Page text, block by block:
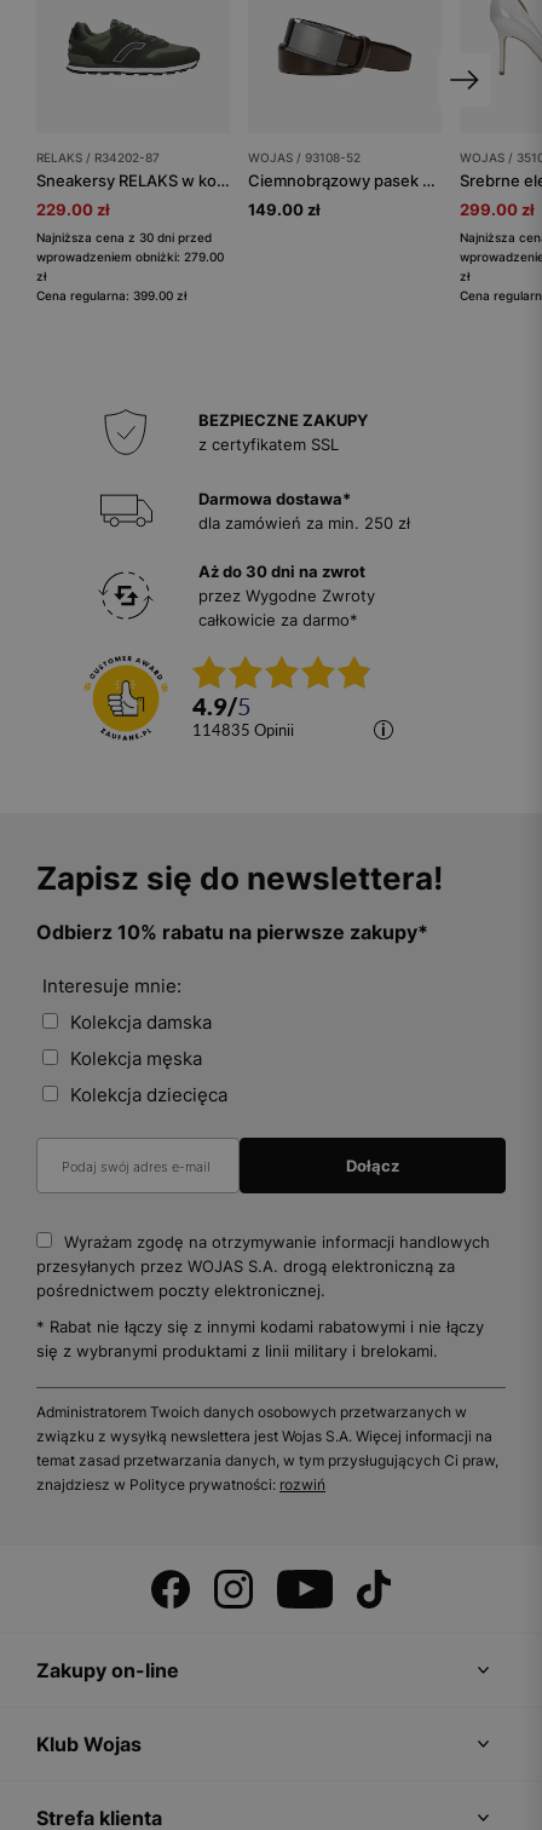
RELAKS / R34202-87
Sneakersy RELAKS w kolorze ciemna zieleń
229.00 zł
Najniższa cena z 30 dni przed
wprowadzeniem obniżki: 279.00
zł
Cena regularna: 399.00 zł
WOJAS / 93108-52
Ciemnobrązowy pasek ze skóry licowej z pełną klamrą
149.00 zł
WOJAS /
299.00 zł
Najniższa
zł
Cena
BEZPIECZNE ZAKUPY
z certyfikatem SSL
Darmowa dostawa*
dla zamówień za min. 250 zł
Aż do 30 dni na zwrot
przez Wygodne Zwroty
całkowicie za darmo*
4.9/5
114835 opinii
Zapisz się do newslettera!
Odbierz 10% rabatu na pierwsze zakupy*
Interesuje mnie:
Kolekcja damska
Kolekcja męska
Kolekcja dziecięca
Wyrażam zgodę na otrzymywanie informacji handlowych
przesyłanych przez WOJAS S.A. drogą elektroniczną za
pośrednictwem poczty elektronicznej.
* Rabat nie łączy się z innymi kodami rabatowymi i nie łączy
się z wybranymi produktami z linii military i brelokami.
Administratorem Twoich danych osobowych przetwarzanych w
związku z wysyłką newslettera jest Wojas S.A. Więcej informacji na
temat zasad przetwarzania danych, w tym przysługujących Ci praw,
znajdziesz w Polityce prywatności: rozwiń
Zakupy on-line
Klub Wojas
Strefa klienta